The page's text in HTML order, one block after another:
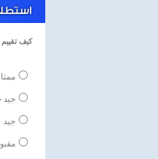
كيف تقييم
جيد
جيد